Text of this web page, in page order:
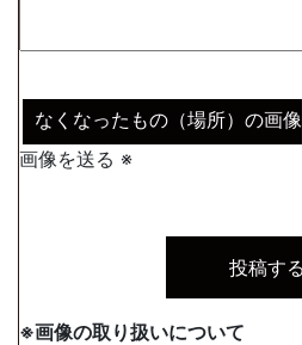
なくなったもの（場所）の画像
画像を送る ※
※画像の取り扱いについて